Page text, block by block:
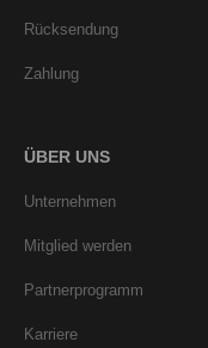
Rücksendung
Zahlung
ÜBER UNS
Unternehmen
Mitglied werden
Partnerprogramm
Karriere